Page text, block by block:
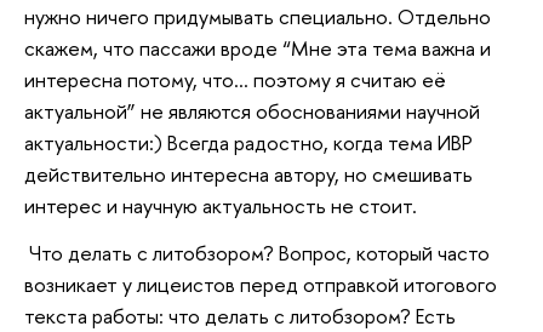
нужно ничего придумывать специально. Отдельно
скажем, что пассажи вроде “Мне эта тема важна и
интересна потому, что… поэтому я считаю её
актуальной” не являются обоснованиями научной
актуальности:) Всегда радостно, когда тема ИВР
действительно интересна автору, но смешивать
интерес и научную актуальность не стоит.
Что делать с литобзором? Вопрос, который часто
возникает у лицеистов перед отправкой итогового
текста работы: что делать с литобзором? Есть